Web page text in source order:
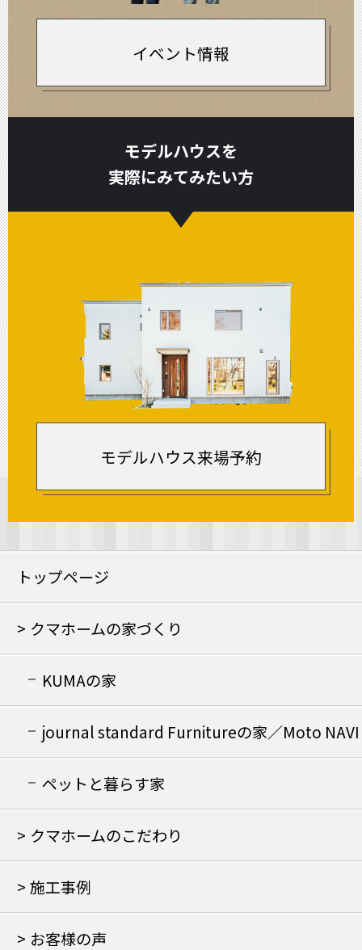
イベント情報
モデルハウスを
実際にみてみたい方
モデルハウス来場予約
トップページ
クマホームの家づくり
KUMAの家
journal standard Furnitureの家／Moto NAVI
の家
ペットと暮らす家
クマホームのこだわり
施工事例
お客様の声